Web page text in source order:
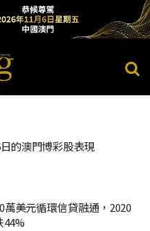
的澳門博彩股表現
萬美元循環信貸融通，2020
44%